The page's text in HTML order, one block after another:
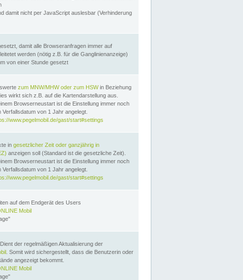
damit nicht per JavaScript auslesbar (Verhinderung
damit alle Browseranfragen immer auf
werden (nötig z.B. für die Ganglinienanzeige)
von einer Stunde gesetzt
zum MNW/MHW oder zum HSWin Beziehung
wirkt sich z.B. auf die Kartendarstellung aus.
Browserneustart ist die Einstellung immer noch
von 1 Jahr angelegt.
www.pegelmobil.de/gast/start#settings
in gesetzlicher Zeit oder ganzjährig in
anzeigen soll (Standard ist die gesetzliche Zeit).
Browserneustart ist die Einstellung immer noch
von 1 Jahr angelegt.
www.pegelmobil.de/gast/start#settings
auf dem Endgerät des Users
Mobil
der regelmäßigen Aktualisierung der
. Somit wird sichergestellt, dass die Benutzerin oder
angezeigt bekommt.
Mobil